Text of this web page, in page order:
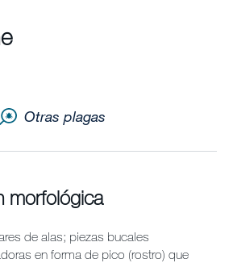
Otras plagas
morfológica
de alas; piezas bucales
en forma de pico (rostro) que